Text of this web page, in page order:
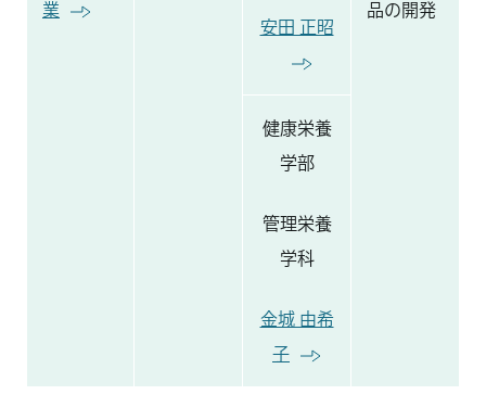
業
安田 正昭
品の開発
健康栄養
学部
管理栄養
学科
金城 由希
子